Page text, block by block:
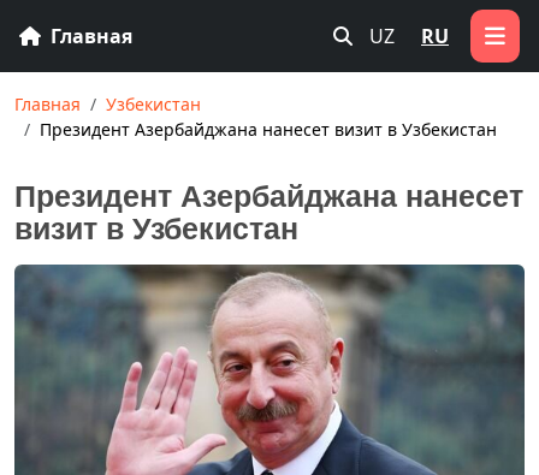
Главная UZ RU
Главная
Узбекистан
Президент Азербайджана нанесет визит в Узбекистан
Президент Азербайджана нанесет
визит в Узбекистан